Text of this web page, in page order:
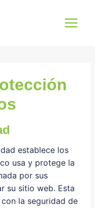
establece los
usa y protege la
por sus
su sitio web. Esta
la seguridad de